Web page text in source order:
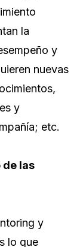
la
y
nuevas
y
etc.
de las
y
lo que